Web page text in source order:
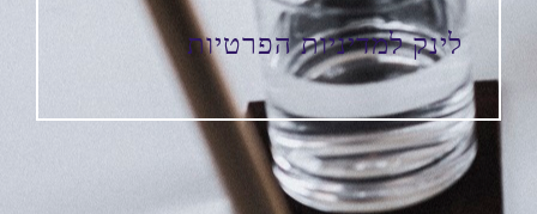
לינק למדיניות הפרטיות